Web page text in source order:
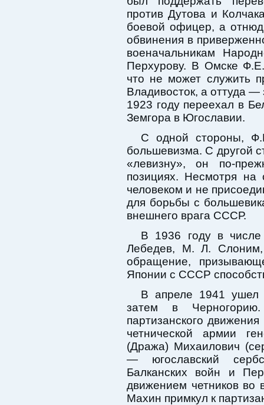
против Дутова и
боевой офицер, а
обвинения в
военачальникам
Перхурову. В Омске
что не может служить
Владивосток, а оттуда
1923 году переехал в
Земгора в Югославии.
С одной стороны,
большевизма. С другой
«левизну», он по-
позициях. Несмотря
человеком и не
для борьбы с
внешнего врага СССР.
В 1936 году в
Лебедев, М. Л.
обращение,
Японии с СССР
В апреле 1941 ушел
затем в
партизанского
четнической армии
(Дража) Михаилович
— югославский
Балканских войн и
движением четников
Махин примкул к